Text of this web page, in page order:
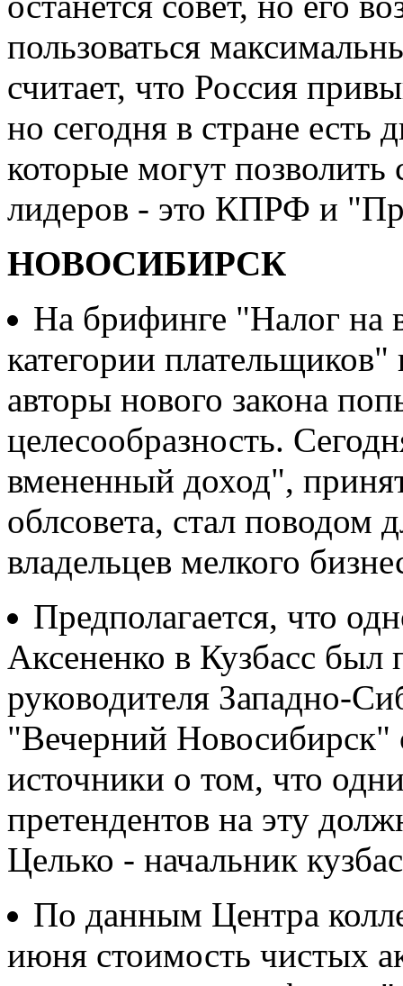
пользоваться
считает, что Россия
но сегодня в стране есть
которые могут
лидеров - это КПРФ и
НОВОСИБИРСК
На брифинге "Налог на
категории
авторы нового закона
целесообразность.
вмененный доход",
облсовета, стал поводом
владельцев мелкого
Предполагается, что
Аксененко в Кузбасс был
руководителя Западно-
"Вечерний Новосибирск"
источники о том, что
претендентов на эту
Целько - начальник
По данным Центра
июня стоимость чистых